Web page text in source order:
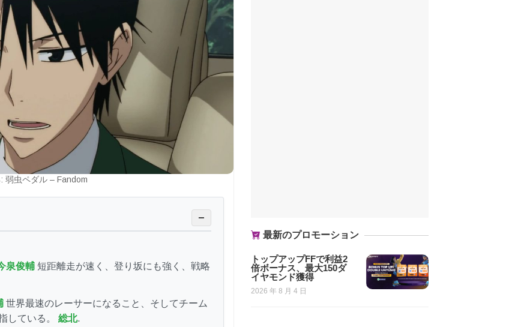
弱虫ペダル – Fandom
−
泉俊輔 短距離走が速く、登り坂にも強く、戦略
世界最速のレーサーになること、そしてチーム
している。 総北.
最新のプロモーション
トップアップFFで利益2
倍ボーナス、最大150ダ
イヤモンド獲得
2026 年 8 月 4 日